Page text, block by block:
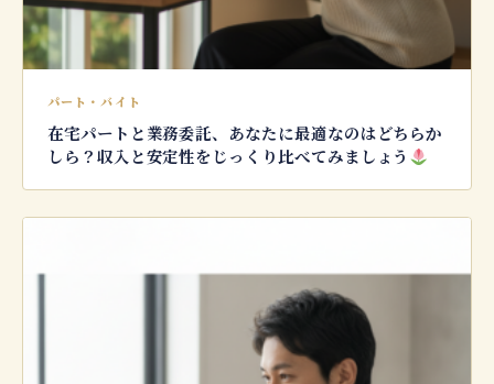
パート・バイト
在宅パートと業務委託、あなたに最適なのはどちらか
しら？収入と安定性をじっくり比べてみましょう